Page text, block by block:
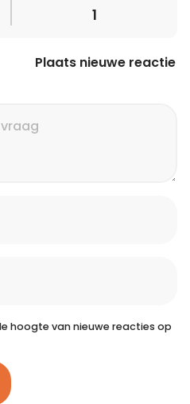
1
Plaats nieuwe reactie
hoogte van nieuwe reacties op